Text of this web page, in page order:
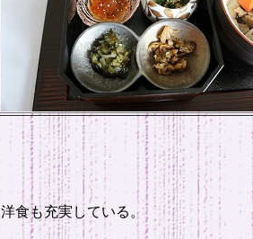
洋食も充実している。